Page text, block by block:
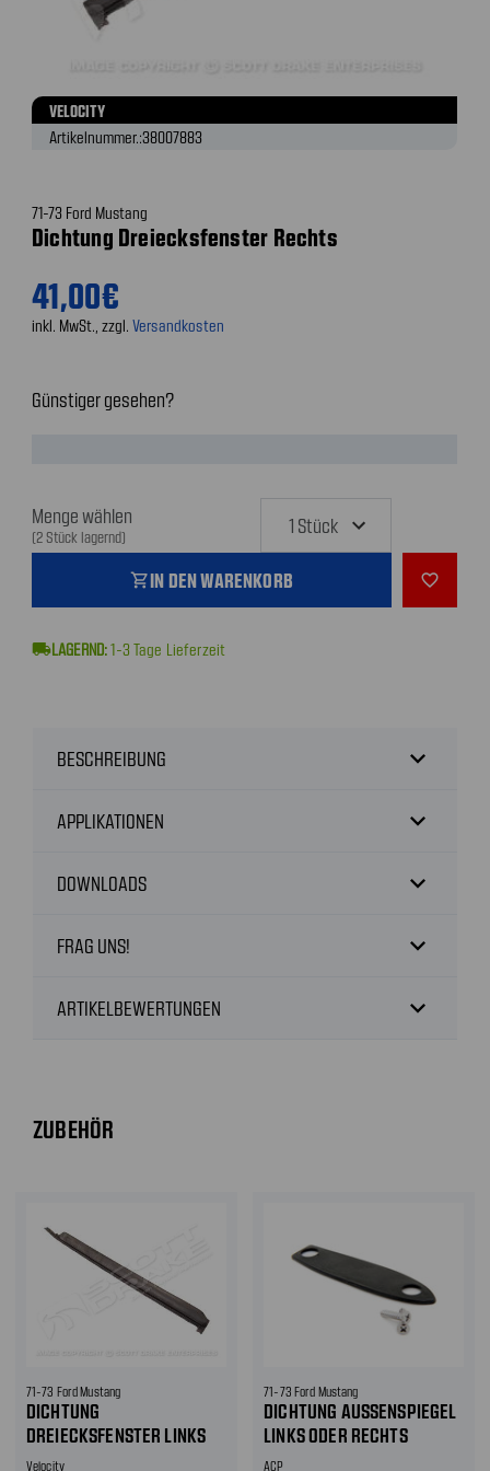
VELOCITY
Artikelnummer.:38007883
71-73 Ford Mustang
Dichtung Dreiecksfenster Rechts
41,00€
inkl. MwSt., zzgl. Versandkosten
Günstiger gesehen?
Menge wählen
(2 Stück lagernd)
shopping_cartIN DEN WARENKORB favorite_outline
local_shipping 1-3 Tage Lieferzeit
BESCHREIBUNG expand_more
APPLIKATIONEN expand_more
DOWNLOADS expand_more
FRAG UNS! expand_more
ARTIKELBEWERTUNGEN expand_more
ZUBEHÖR
71-73 Ford Mustang
DICHTUNG
DREIECKSFENSTER LINKS
Velocity
71-73 Ford Mustang
DICHTUNG AUSSENSPIEGEL L
INKS ODER RECHTS
ACP